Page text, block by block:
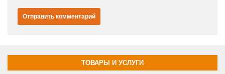
ТОВАРЫ И УСЛУГИ